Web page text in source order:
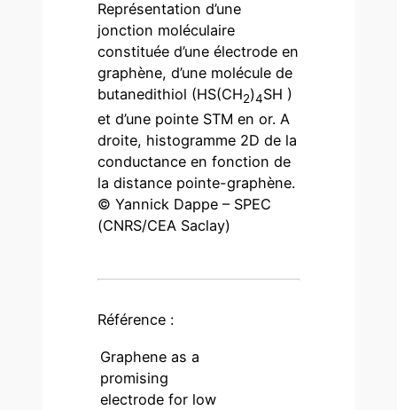
Représentation d’une
jonction moléculaire
constituée d’une électrode en
graphène, d’une molécule de
butanedithiol (HS(CH2)4SH )
et d’une pointe STM en or. A
droite, histogramme 2D de la
conductance en fonction de
la distance pointe-graphène.
© Yannick Dappe – SPEC
(CNRS/CEA Saclay)
Référence :
Graphene as a
promising
electrode for low